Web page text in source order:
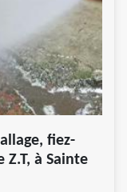
fiez-
Z.T, à Sainte